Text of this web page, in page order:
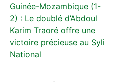
Guinée-Mozambique (1-
2) : Le doublé d’Abdoul
Karim Traoré offre une
victoire précieuse au Syli
National